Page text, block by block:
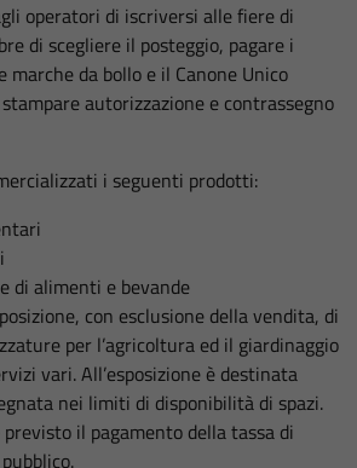
operatori di iscriversi alle fiere di
di scegliere il posteggio, pagare i
da bollo e il Canone Unico
autorizzazione e contrassegno
i seguenti prodotti:
di alimenti e bevande
con esclusione della vendita, di
per l’agricoltura ed il giardinaggio
vari. All’esposizione è destinata
nei limiti di disponibilità di spazi.
il pagamento della tassa di